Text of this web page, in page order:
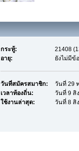
กระทู้:
21408
อายุ:
ยังไม่มีข้
วันที่สมัครสมาชิก:
วันที่ 29
เวลาท้องถิ่น:
วันที่ 9 สิ
ใช้งานล่าสุด:
วันที่ 8 สิ